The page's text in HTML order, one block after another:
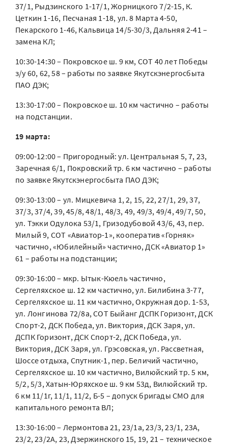
37/1, Рыдзинского 1-17/1, Жорницкого 7/2-15, К.
Цеткин 1-16, Песчаная 1-18, ул. 8 Марта 4-50,
Пекарского 1-46, Кальвица 14/5-30/3, Дальняя 2-41 –
замена КЛ;
10:30-14:30 – Покровское ш. 9 км, СОТ 40 лет Победы
з/у 60, 62, 58 – работы по заявке Якутскэнергосбыта
ПАО ДЭК;
13:30-17:00 – Покровское ш. 10 км частично – работы
на подстанции.
19 марта:
09:00-12:00 – Пригородный: ул. Центральная 5, 7, 23,
Заречная 6/1, Покровский тр. 6 км частично – работы
по заявке Якутскэнергосбыта ПАО ДЭК;
09:30-13:00 – ул. Мицкевича 1, 2, 15, 22, 27/1, 29, 37,
37/3, 37/4, 39, 45/8, 48/1, 48/3, 49, 49/3, 49/4, 49/7, 50,
ул. Тэкки Одулока 53/1, Гризодубовой 43/6, 43, пер.
Милый 9, СОТ «Авиатор-1», кооператив «Горняк»
частично, «Юбилейный» частично, ДСК «Авиатор 1»
61 – работы на подстанции;
09:30-16:00 – мкр. Ытык-Кюель частично,
Сергеляхское ш. 12 км частично, ул. Билибина 3-77,
Сергеляхское ш. 11 км частично, Окружная дор. 1-53,
ул. Лонгинова 72/8а, СОТ Быйанг ДСПК Горизонт, ДСК
Спорт-2, ДСК Победа, ул. Виктория, ДСК Заря, ул.
ДСПК Горизонт, ДСК Спорт-2, ДСК Победа, ул.
Виктория, ДСК Заря, ул. Грэсовская, ул. Рассветная,
Шоссе отдыха, Спутник-1, пер. Беличий частично,
Сергеляхское ш. 10 км частично, Вилюйский тр. 5 км,
5/2, 5/3, Хатын-Юряхское ш. 9 км 53д, Вилюйский тр.
6 км 11/1г, 11/1, 11/2, Б-5 – допуск бригады СМО для
капитального ремонта ВЛ;
13:30-16:00 – Лермонтова 21, 23/1а, 23/3, 23/1, 23А,
23/2, 23/2А, 23, Дзержинского 15, 19, 21 – техническое